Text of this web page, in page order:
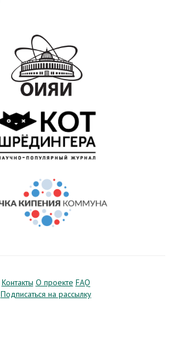
Контакты О проекте FAQ
Подписаться на рассылку